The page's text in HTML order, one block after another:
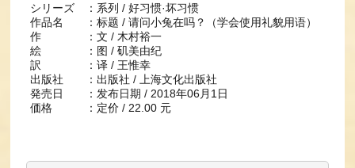
シリーズ ：系列 / 好习惯·坏习惯
作品名 ：标题 / 请问小兔在吗？（学会使用礼貌用语）
作 ：文 / 木村裕一
絵 ：图 / 矶美由纪
訳 ：译 / 王惟幸
出版社 ：出版社 / 上海文化出版社
発売日 ：发布日期 / 2018年06月1日
価格 ：定价 / 22.00 元